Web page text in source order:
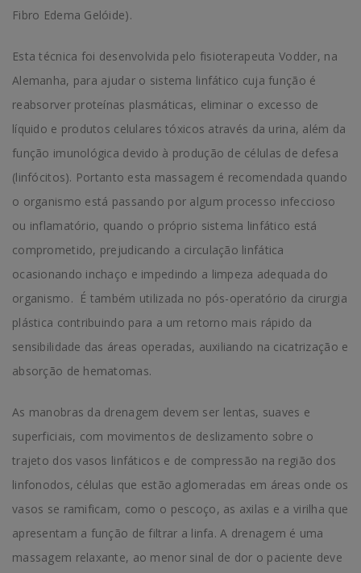
Fibro Edema Gelóide).
Esta técnica foi desenvolvida pelo fisioterapeuta Vodder, na
Alemanha, para ajudar o sistema linfático cuja função é
reabsorver proteínas plasmáticas, eliminar o excesso de
líquido e produtos celulares tóxicos através da urina, além da
função imunológica devido à produção de células de defesa
(linfócitos). Portanto esta massagem é recomendada quando
o organismo está passando por algum processo infeccioso
ou inflamatório, quando o próprio sistema linfático está
comprometido, prejudicando a circulação linfática
ocasionando inchaço e impedindo a limpeza adequada do
organismo. É também utilizada no pós-operatório da cirurgia
plástica contribuindo para a um retorno mais rápido da
sensibilidade das áreas operadas, auxiliando na cicatrização e
absorção de hematomas.
As manobras da drenagem devem ser lentas, suaves e
superficiais, com movimentos de deslizamento sobre o
trajeto dos vasos linfáticos e de compressão na região dos
linfonodos, células que estão aglomeradas em áreas onde os
vasos se ramificam, como o pescoço, as axilas e a virilha que
apresentam a função de filtrar a linfa. A drenagem é uma
massagem relaxante, ao menor sinal de dor o paciente deve